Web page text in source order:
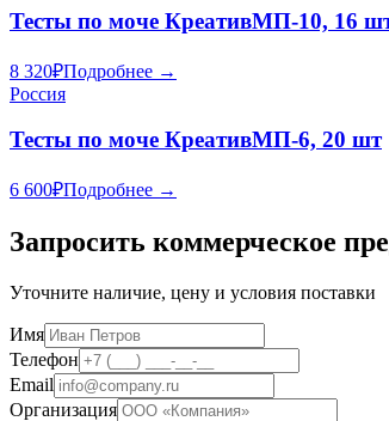
Тесты по моче КреативМП-10, 16
8 320₽Подробнее →
Россия
Тесты по моче КреативМП-6, 20 шт
6 600₽Подробнее →
Запросить коммерческое
Уточните наличие, цену и условия поставки
Имя
Телефон
Email
Организация